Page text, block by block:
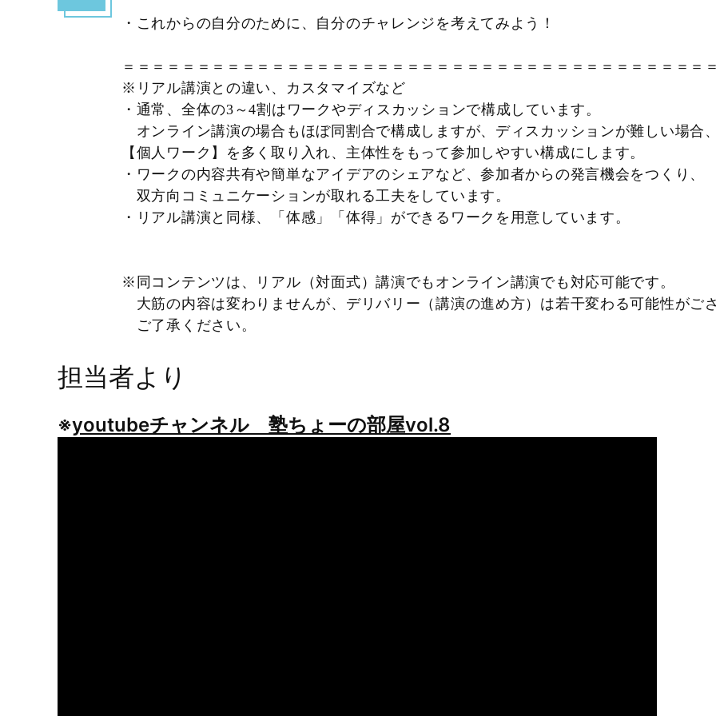
・これからの自分のために、自分のチャレンジを考えてみよう！
＝＝＝＝＝＝＝＝＝＝＝＝＝＝＝＝＝＝＝＝＝＝＝＝＝＝＝＝＝＝＝＝＝＝＝＝＝＝＝＝
※リアル講演との違い、カスタマイズなど
・通常、全体の3～4割はワークやディスカッションで構成しています。
オンライン講演の場合もほぼ同割合で構成しますが、ディスカッションが難しい場
【個人ワーク】を多く取り入れ、主体性をもって参加しやすい構成にします。
・ワークの内容共有や簡単なアイデアのシェアなど、参加者からの発言機会をつくり、
双方向コミュニケーションが取れる工夫をしています。
・リアル講演と同様、「体感」「体得」ができるワークを用意しています。
※同コンテンツは、リアル（対面式）講演でもオンライン講演でも対応可能です。
大筋の内容は変わりませんが、デリバリー（講演の進め方）は若干変わる可能性が
ご了承ください。
担当者より
※youtubeチャンネル 塾ちょーの部屋vol.8